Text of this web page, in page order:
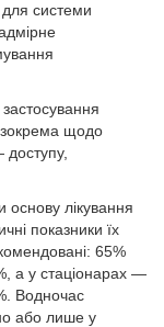
системи
зокрема щодо
основу лікування
показники їх
65%
а у стаціонарах —
Водночас
або лише у